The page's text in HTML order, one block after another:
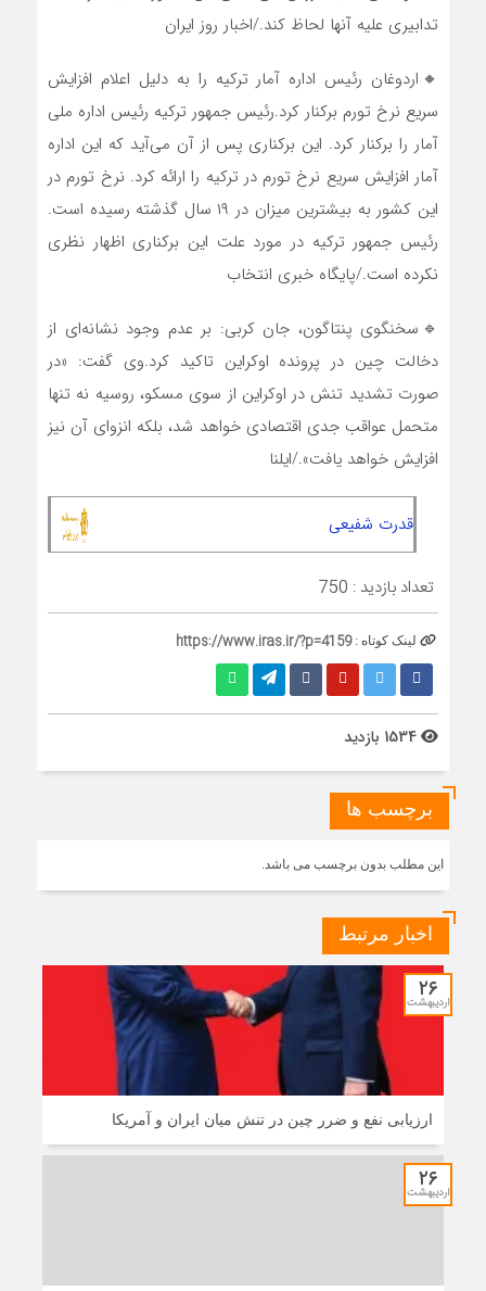
تدابیری علیه آنها لحاظ کند./اخبار روز ایران
🔸اردوغان رئیس اداره آمار ترکیه را به دلیل اعلام افزایش
سریع نرخ تورم برکنار کرد.رئیس جمهور ترکیه رئیس اداره ملی
آمار را برکنار کرد. این برکناری پس از آن می‌آید کە این اداره
آمار افزایش سریع نرخ تورم در ترکیه را ارائه کرد. نرخ تورم در
این کشور به بیشترین میزان در ١٩ سال گذشته رسیده است.
رئیس جمهور ترکیه در مورد علت این برکناری اظهار نظری
نکرده است./پایگاه خبری انتخاب
🔹سخنگوی پنتاگون، جان کربی: بر عدم وجود نشانه‌ای از
دخالت چین در پرونده اوکراین تاکید کرد.وی گفت: «در
صورت تشدید تنش در اوکراین از سوی مسکو، روسیه نه تنها
متحمل عواقب جدی اقتصادی خواهد شد، بلکه انزوای آن نیز
افزایش خواهد یافت»./ایلنا
قدرت شفیعی
تعداد بازدید : 750
لینک کوتاه :https://www.iras.ir/?p=4159
برچسب ها
این مطلب بدون برچسب می باشد.
اخبار مرتبط
۲۶
اردیبهشت
ارزیابی نفع و ضرر چین در تنش میان ایران و آمریکا
۲۶
اردیبهشت